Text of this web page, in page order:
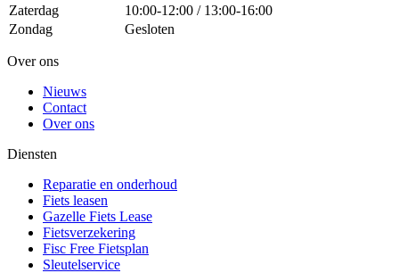
Zaterdag
10:00-12:00 / 13:00-16:00
Zondag
Gesloten
Over ons
Nieuws
Contact
Over ons
Diensten
Reparatie en onderhoud
Fiets leasen
Gazelle Fiets Lease
Fietsverzekering
Fisc Free Fietsplan
Sleutelservice